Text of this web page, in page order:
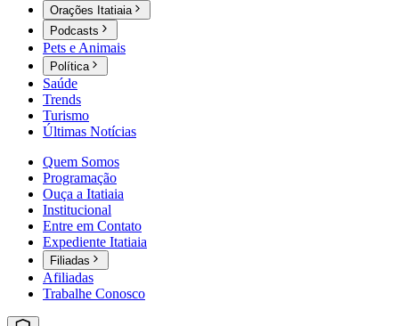
Orações Itatiaia
Podcasts
Pets e Animais
Política
Saúde
Trends
Turismo
Últimas Notícias
Quem Somos
Programação
Ouça a Itatiaia
Institucional
Entre em Contato
Expediente Itatiaia
Filiadas
Afiliadas
Trabalhe Conosco